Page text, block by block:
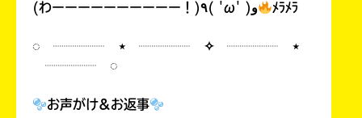
(わーーーーーーーーーー！)٩( 'ω' )و
ﾒﾗﾒﾗ
◌ ┈┈┈┈ ⋆ ┈┈┈┈ ✧ ┈┈┈┈ ⋆
┈┈┈┈ ◌
お声がけ&お返事